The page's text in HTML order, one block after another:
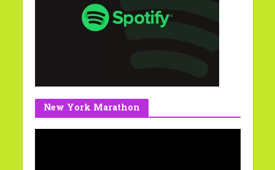
New York Marathon